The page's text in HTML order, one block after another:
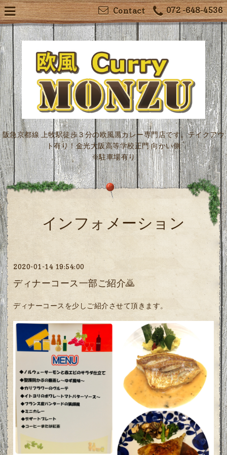
072 -648-4536
Contact
阪急京都線 上牧駅徒歩３分の欧風黒カレー専門店です。テイクアウ
ト有り！金光大阪高等学校正門 向かい側
※駐車場有り
インフォメーション
2020-01-14 19:54:00
ディナーコース一部ご紹介🙇
ディナーコースを少しご紹介させて頂きます。